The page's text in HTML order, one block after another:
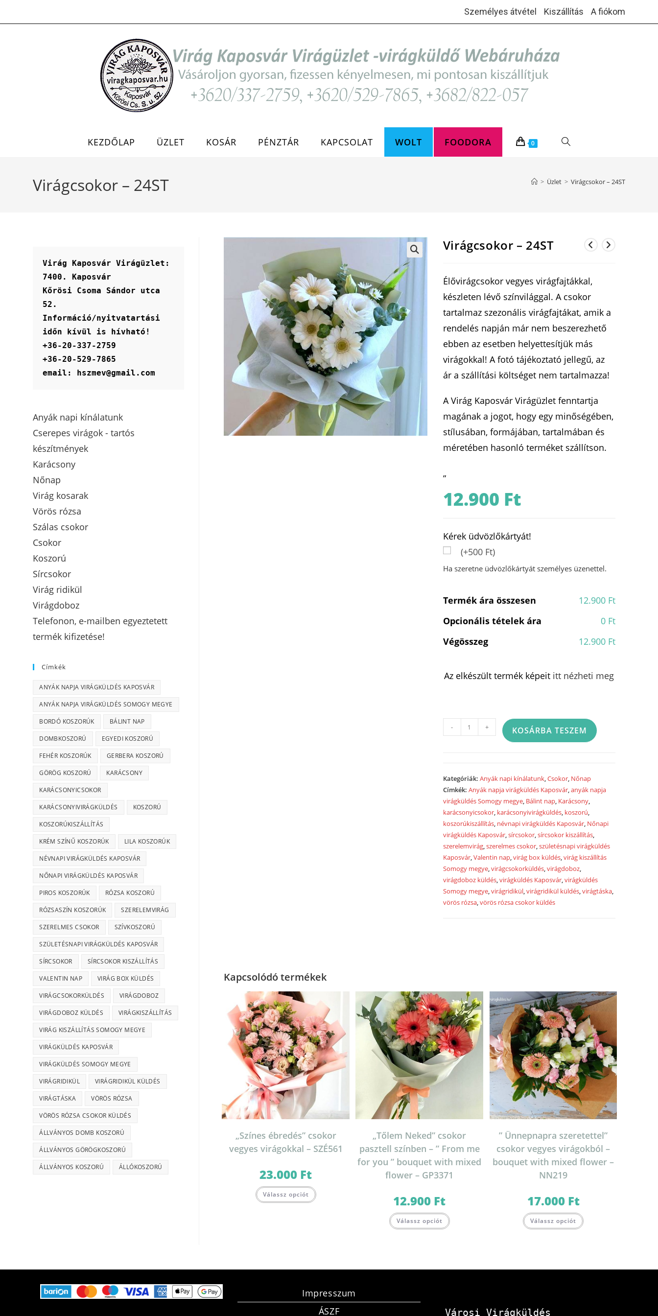
Személyes átvétel Kiszállítás A fiókom
KEZDŐLAP ÜZLET KOSÁR PÉNZTÁR KAPCSOLAT WOLT FOODORA 0 TOGGLE
Virágcsokor – 24ST > Üzlet > Virágcsokor – 24ST
Virágcsokor – 24ST
Élővirágcsokor vegyes virágfajtákkal,
készleten lévő színvilággal. A csokor
tartalmaz szezonális virágfajtákat, amik a
rendelés napján már nem beszerezhető
ebben az esetben helyettesítjük más
virágokkal! A fotó tájékoztató jellegű, az
ár a szállítási költséget nem tartalmazza!
A Virág Kaposvár Virágüzlet fenntartja
magának a jogot, hogy egy minőségében,
stílusában, formájában, tartalmában és
méretében hasonló terméket szállítson.
„
12.900 Ft
Kérek üdvözlőkártyát!
(+500 Ft)
Ha szeretne üdvözlőkártyát személyes üzenettel.
Termék ára összesen
12.900 Ft
Opcionális tételek ára
0 Ft
Végösszeg
12.900 Ft
Az elkészült termék képeit itt nézheti meg
Virágcsokor
-
- + KOSÁRBA TESZEM
Kategóriák: Anyák napi kínálatunk,Csokor, Nőnap
Címkék: Anyák napja virágküldés Kaposvár,anyák napja
virágküldés Somogy megye, Bálint nap, Karácsony,
karácsonyicsokor, karácsonyivirágküldés, koszorú,
koszorúkiszállítás, névnapi virágküldés Kaposvár, Nőnapi
virágküldés Kaposvár,sírcsokor,sírcsokor kiszállítás,
szerelemvirág,szerelmes csokor,születésnapi virágküldés
Kaposvár,Valentin nap,virág box küldés,virág kiszállítás
Somogy megye,virágcsokorküldés,virágdoboz,
virágdoboz küldés,virágküldés Kaposvár,virágküldés
Somogy megye,virágridikül,virágridikül küldés,virágtáska,
vörös rózsa,vörös rózsa csokor küldés
Kapcsolódó termékek
„Színes ébredés” csokor
vegyes virágokkal – SZÉ561
23.000 Ft
Válassz opciót
„Tőlem Neked” csokor
pasztell színben – ” From me
for you ” bouquet with mixed
flower – GP3371
12.900 Ft
Válassz opciót
” Ünnepnapra szeretettel”
csokor vegyes virágokból –
bouquet with mixed flower –
NN219
17.000 Ft
Válassz opciót
Virág Kaposvár Virágüzlet:
7400. Kaposvár
Kőrösi Csoma Sándor utca
52.
Információ/nyitvatartási
időn kívül is hívható!
+36-20-337-2759
+36-20-529-7865
email: hszmev@gmail.com
Anyák napi kínálatunk
Cserepes virágok - tartós
készítmények
Karácsony
Nőnap
Virág kosarak
Vörös rózsa
Szálas csokor
Csokor
Koszorú
Sírcsokor
Virág ridikül
Virágdoboz
Telefonon, e-mailben egyeztetett
termék kifizetése!
Címkék
ANYÁK NAPJA VIRÁGKÜLDÉS KAPOSVÁR
ANYÁK NAPJA VIRÁGKÜLDÉS SOMOGY MEGYE
BORDÓ KOSZORÚK BÁLINT NAP
DOMBKOSZORÚ EGYEDI KOSZORÚ
FEHÉR KOSZORÚK GERBERA KOSZORÚ
GÖRÖG KOSZORÚ KARÁCSONY
KARÁCSONYICSOKOR
KARÁCSONYIVIRÁGKÜLDÉS KOSZORÚ
KOSZORÚKISZÁLLÍTÁS
KRÉM SZÍNŰ KOSZORÚK LILA KOSZORÚK
NÉVNAPI VIRÁGKÜLDÉS KAPOSVÁR
NŐNAPI VIRÁGKÜLDÉS KAPOSVÁR
PIROS KOSZORÚK RÓZSA KOSZORÚ
RÓZSASZÍN KOSZORÚK SZERELEMVIRÁG
SZERELMES CSOKOR SZÍVKOSZORÚ
SZÜLETÉSNAPI VIRÁGKÜLDÉS KAPOSVÁR
SÍRCSOKOR SÍRCSOKOR KISZÁLLÍTÁS
VALENTIN NAP VIRÁG BOX KÜLDÉS
VIRÁGCSOKORKÜLDÉS VIRÁGDOBOZ
VIRÁGDOBOZ KÜLDÉS VIRÁGKISZÁLLÍTÁS
VIRÁG KISZÁLLÍTÁS SOMOGY MEGYE
VIRÁGKÜLDÉS KAPOSVÁR
VIRÁGKÜLDÉS SOMOGY MEGYE
VIRÁGRIDIKÜL VIRÁGRIDIKÜL KÜLDÉS
VIRÁGTÁSKA VÖRÖS RÓZSA
VÖRÖS RÓZSA CSOKOR KÜLDÉS
ÁLLVÁNYOS DOMB KOSZORÚ
ÁLLVÁNYOS GÖRÖGKOSZORÚ
ÁLLVÁNYOS KOSZORÚ ÁLLÓKOSZORÚ
Impresszum
ÁSZF
Városi Virágküldés